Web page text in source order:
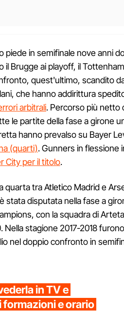
piede in semifinale nove anni
il Brugge ai playoff, il
quest'ultimo, scandito
che hanno addirittura
arbitrali. Percorso più netto
le partite della fase a girone
hanno prevalso su Bayer
(quarti). Gunners in flessione
City per il titolo.
quarta tra Atletico Madrid e
stata disputata nella fase a
con la squadra di
stagione 2017-2018
nel doppio confronto in
in TV e
e orario